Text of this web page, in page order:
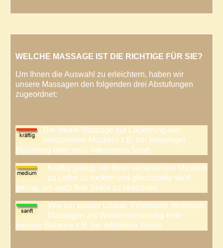
WELCHE MASSAGE IST DIE RICHTIGE FÜR SIE?
Um Ihnen die Auswahl zu erleichtern, haben wir
unsere Massagen den folgenden drei Abstufungen
zugeordnet:
Die ideale Massage zur Lockerung von
verspannten Muskeln z.B. bei einseitiger
Belastung oder nach intensivem Sport
Kräftig genug, um Ihren verspannten Muskeln
zu Leibe zu rücken und gleichzeitig sanft
genug, um auch Ihre Seele zu streicheln
Wie ein kleiner Urlaub: Erholsame Wellness-
Massagen zur Wiederherstellung Ihrer
inneren Balance z.B. bei erhöhtem Stress.